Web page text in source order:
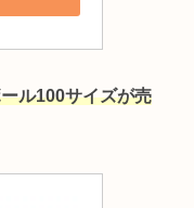
ル100サイズが売